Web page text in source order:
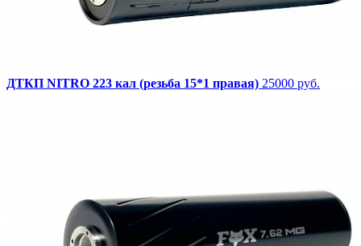
ДТКП NITRO 223 кал (резьба 15*1 правая) 25000 руб.